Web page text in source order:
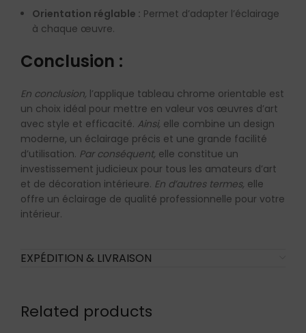
Orientation réglable : Permet d’adapter l’éclairage
à chaque œuvre.
Conclusion :
En conclusion, l’applique tableau chrome orientable est
un choix idéal pour mettre en valeur vos œuvres d’art
avec style et efficacité. Ainsi, elle combine un design
moderne, un éclairage précis et une grande facilité
d’utilisation. Par conséquent, elle constitue un
investissement judicieux pour tous les amateurs d’art
et de décoration intérieure. En d’autres termes, elle
offre un éclairage de qualité professionnelle pour votre
intérieur.
EXPÉDITION & LIVRAISON
Related products